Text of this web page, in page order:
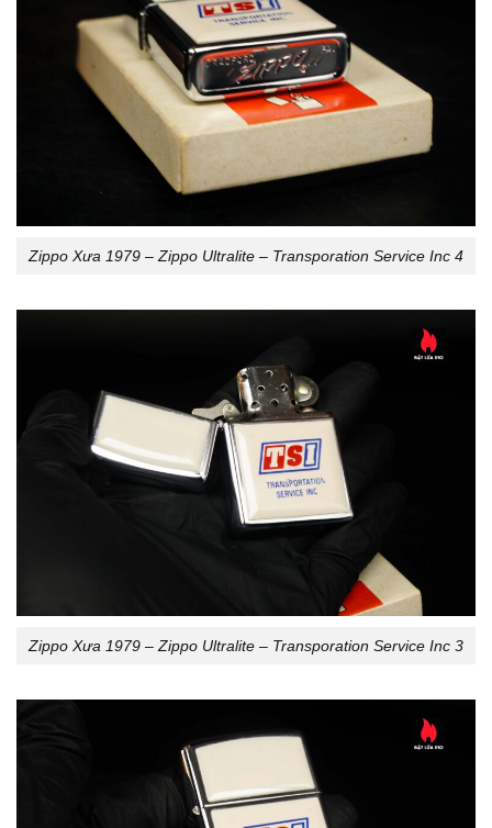
Zippo Xưa 1979 – Zippo Ultralite – Transporation Service Inc 4
Zippo Xưa 1979 – Zippo Ultralite – Transporation Service Inc 3